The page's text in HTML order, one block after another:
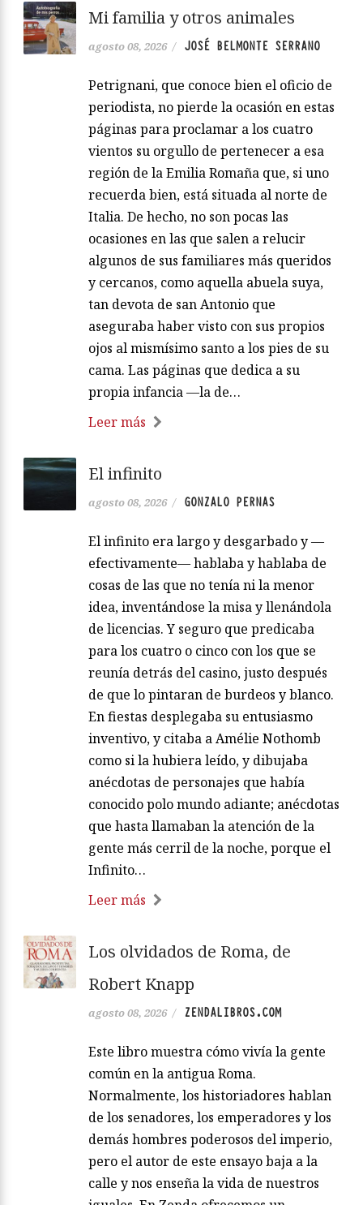
Mi familia y otros animales
agosto 08, 2026 / JOSÉ BELMONTE SERRANO
Petrignani, que conoce bien el oficio de
periodista, no pierde la ocasión en estas
páginas para proclamar a los cuatro
vientos su orgullo de pertenecer a esa
región de la Emilia Romaña que, si uno
recuerda bien, está situada al norte de
Italia. De hecho, no son pocas las
ocasiones en las que salen a relucir
algunos de sus familiares más queridos
y cercanos, como aquella abuela suya,
tan devota de san Antonio que
aseguraba haber visto con sus propios
ojos al mismísimo santo a los pies de su
cama. Las páginas que dedica a su
propia infancia —la de…
Leer más
El infinito
agosto 08, 2026 / GONZALO PERNAS
El infinito era largo y desgarbado y —
efectivamente— hablaba y hablaba de
cosas de las que no tenía ni la menor
idea, inventándose la misa y llenándola
de licencias. Y seguro que predicaba
para los cuatro o cinco con los que se
reunía detrás del casino, justo después
de que lo pintaran de burdeos y blanco.
En fiestas desplegaba su entusiasmo
inventivo, y citaba a Amélie Nothomb
como si la hubiera leído, y dibujaba
anécdotas de personajes que había
conocido polo mundo adiante; anécdotas
que hasta llamaban la atención de la
gente más cerril de la noche, porque el
Infinito…
Leer más
Los olvidados de Roma, de
Robert Knapp
agosto 08, 2026 / ZENDALIBROS.COM
Este libro muestra cómo vivía la gente
común en la antigua Roma.
Normalmente, los historiadores hablan
de los senadores, los emperadores y los
demás hombres poderosos del imperio,
pero el autor de este ensayo baja a la
calle y nos enseña la vida de nuestros